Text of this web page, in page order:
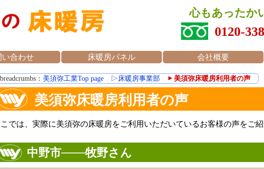
心もあったか
0120-
い合わせ 床暖房パネル 会社概要
breadcrumbs： 美須弥工業Top page △ 床暖房事業部 ▲美須弥床暖房利用者の声
美須弥床暖房利用者の声
では、実際に美須弥の床暖房をご利用いただいているお客様の声をご紹
中野市───牧野さん